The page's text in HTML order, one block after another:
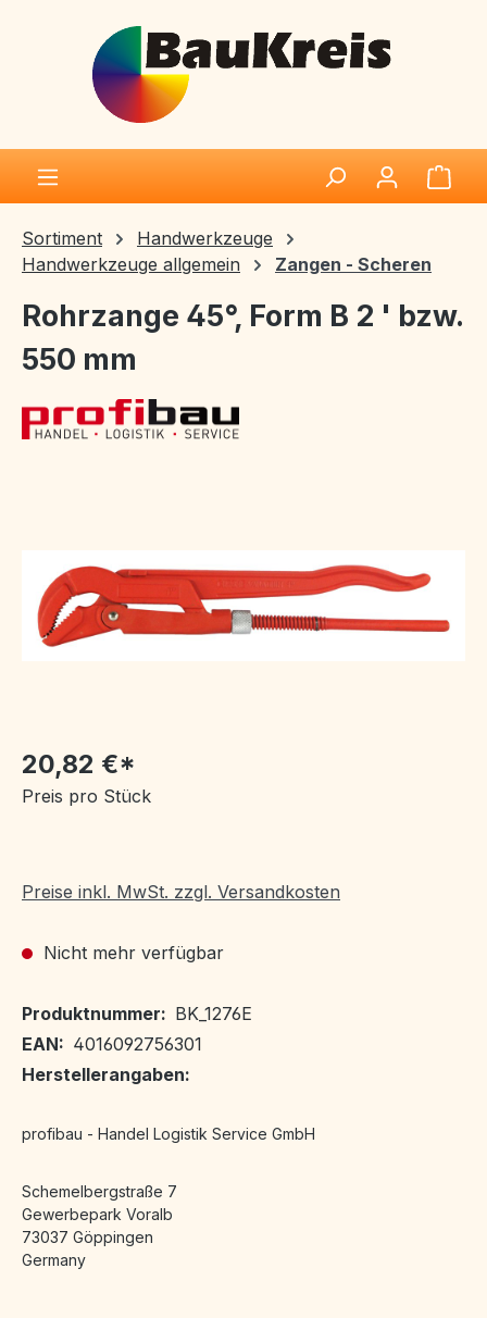
Zum Hauptinhalt springen
Sortiment
Handwerkzeuge
Handwerkzeuge allgemein
Zangen - Scheren
Rohrzange 45°, Form B 2 ' bzw.
550 mm
20,82 €*
Preis pro Stück
Preise inkl. MwSt. zzgl. Versandkosten
Nicht mehr verfügbar
Produktnummer: BK_1276E
EAN: 4016092756301
Herstellerangaben:
profibau - Handel Logistik Service GmbH
Schemelbergstraße 7
Gewerbepark Voralb
73037 Göppingen
Germany